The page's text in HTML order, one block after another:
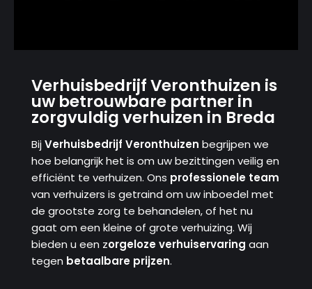
Verhuisbedrijf Veronthuizen is
uw betrouwbare partner in
zorgvuldig verhuizen in Breda
BijVerhuisbedrijf Veronthuizen begrijpen we
hoe belangrijk het is om uw bezittingen veilig en
efficiënt te verhuizen. Ons professionele team
van verhuizers is getraind om uw inboedel met
de grootste zorg te behandelen, of het nu
gaat om een ​​kleine of grote verhuizing. Wij
bieden u een zorgeloze verhuiservaring aan
tegen betaalbare prijzen.